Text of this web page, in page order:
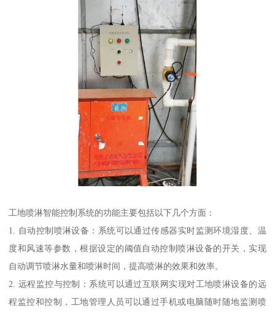
工地喷淋智能控制系统的功能主要包括以下几个方面：
1. 自动控制喷淋设备：系统可以通过传感器实时监测环境湿度、温
度和风速等参数，根据设定的阈值自动控制喷淋设备的开关，实现
自动调节喷淋水量和喷淋时间，提高喷淋的效果和效率。
2. 远程监控与控制：系统可以通过互联网实现对工地喷淋设备的远
程监控和控制，工地管理人员可以通过手机或电脑随时随地监测喷